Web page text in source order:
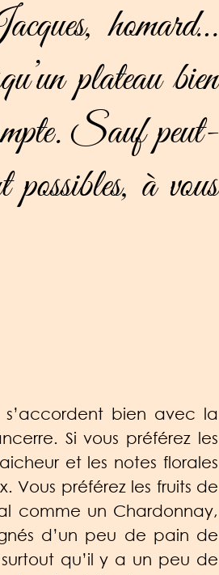
homard…
plateau bien
Sauf peut-
à vous
s’accordent bien avec la
Si vous préférez les
et les notes florales
Vous préférez les fruits de
comme un Chardonnay,
d’un peu de pain de
qu’il y a un peu de